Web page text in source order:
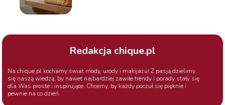
Redakcja chique.pl
Na chique.pl kochamy świat mody, urody i makijażu! Z pasją dzielimy
się naszą wiedzą, by nawet najbardziej zawiłe trendy i porady stały się
dla Was proste i inspirujące. Chcemy, by każdy poczuł się pięknie i
pewnie na co dzień.